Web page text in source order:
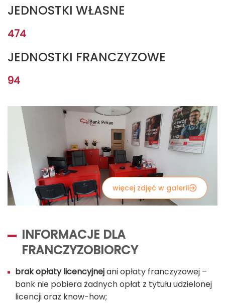
JEDNOSTKI WŁASNE
474
JEDNOSTKI FRANCZYZOWE
94
więcej zdjęć w galerii
INFORMACJE DLA
FRANCZYZOBIORCY
brak opłaty licencyjnejani opłaty franczyzowej –
bank nie pobiera żadnych opłat z tytułu udzielonej
licencji oraz know-how;